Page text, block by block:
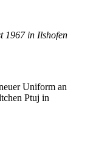
1967 in Ilshofen
Uniform an
Ptuj in